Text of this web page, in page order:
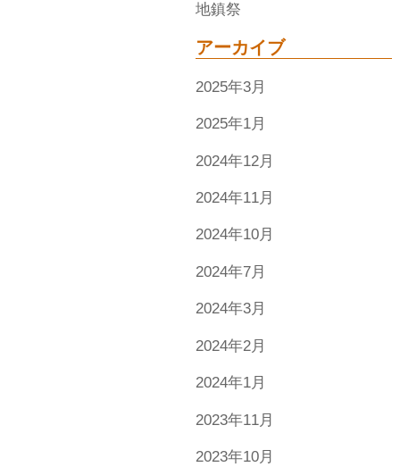
地鎮祭
アーカイブ
2025年3月
2025年1月
2024年12月
2024年11月
2024年10月
2024年7月
2024年3月
2024年2月
2024年1月
2023年11月
2023年10月